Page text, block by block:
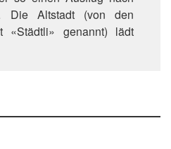
Die Altstadt (von den
«Städtli» genannt) lädt